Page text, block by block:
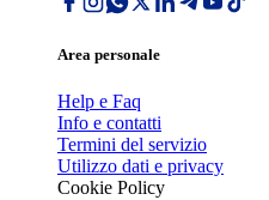
Area personale
Help e Faq
Info e contatti
Termini del servizio
Utilizzo dati e privacy
Cookie Policy